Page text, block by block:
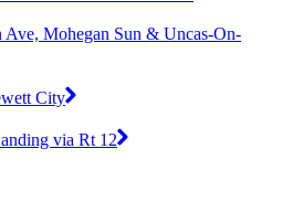
Mohegan Sun & Uncas-On-
City
via Rt 12